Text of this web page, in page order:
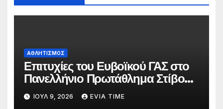
ΑΘΛΗΤΙΣΜΟΣ
Επιτυχίες του Ευβοϊκού ΓΑΣ στο
Πανελλήνιο Πρωτάθλημα Στίβου
Κ20
ΙΟΎΛ 9, 2026 EVIA TIME